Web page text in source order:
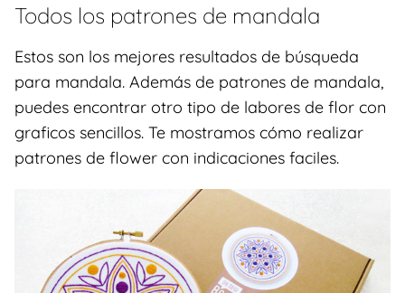
Todos los patrones de mandala
Estos son los mejores resultados de búsqueda
para mandala. Además de patrones de mandala,
puedes encontrar otro tipo de labores de flor con
graficos sencillos. Te mostramos cómo realizar
patrones de flower con indicaciones faciles.